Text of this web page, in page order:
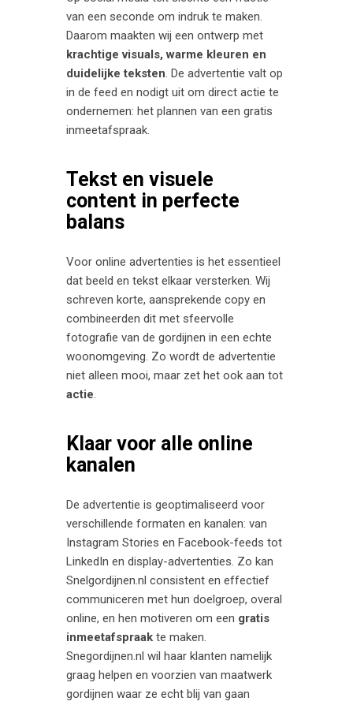
van een seconde om indruk te maken.
Daarom maakten wij een ontwerp met
krachtige visuals, warme kleuren en
duidelijke teksten. De advertentie valt op
in de feed en nodigt uit om direct actie te
ondernemen: het plannen van een gratis
inmeetafspraak.
Tekst en visuele
content in perfecte
balans
Voor online advertenties is het essentieel
dat beeld en tekst elkaar versterken. Wij
schreven korte, aansprekende copy en
combineerden dit met sfeervolle
fotografie van de gordijnen in een echte
woonomgeving. Zo wordt de advertentie
niet alleen mooi, maar zet het ook aan tot
actie.
Klaar voor alle online
kanalen
De advertentie is geoptimaliseerd voor
verschillende formaten en kanalen: van
Instagram Stories en Facebook-feeds tot
LinkedIn en display-advertenties. Zo kan
Snelgordijnen.nl consistent en effectief
communiceren met hun doelgroep, overal
online, en hen motiveren om een gratis
inmeetafspraak te maken.
Snegordijnen.nl wil haar klanten namelijk
graag helpen en voorzien van maatwerk
gordijnen waar ze echt blij van gaan